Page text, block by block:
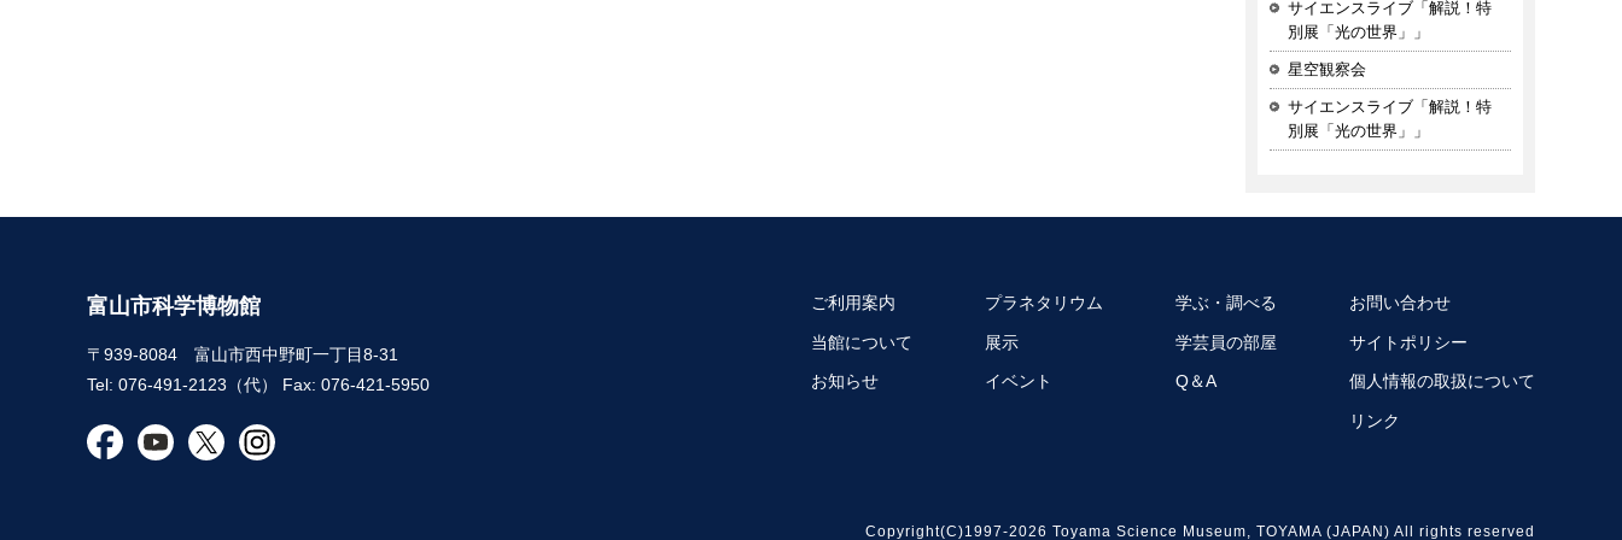
サイエンスライブ「解説！特
別展「光の世界」」
星空観察会
サイエンスライブ「解説！特
別展「光の世界」」
富山市科学博物館
〒939-8084 富山市西中野町一丁目8-31
Tel: 076-491-2123（代） Fax: 076-421-5950
ご利用案内
当館について
お知らせ
プラネタリウム
展示
イベント
学ぶ・調べる
学芸員の部屋
Q＆A
お問い合わせ
サイトポリシー
個人情報の取扱について
リンク
Copyright(C)1997-2026 Toyama Science Museum, TOYAMA (JAPAN) All rights reserved